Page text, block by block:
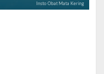
Insto Obat Mata Kering